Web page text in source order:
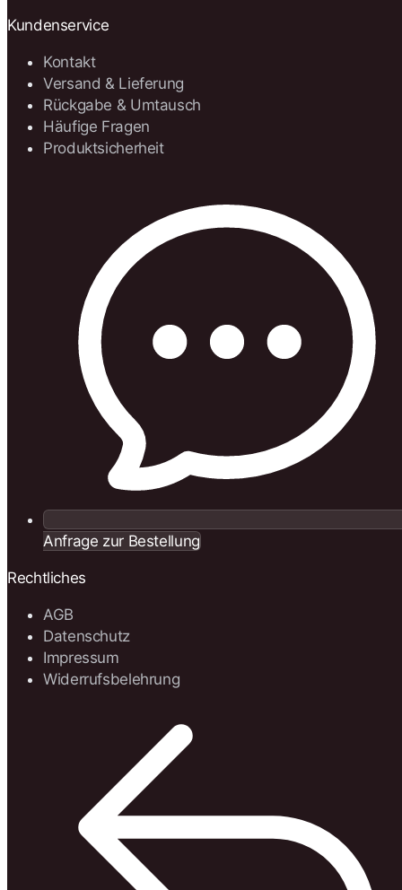
Kundenservice
Kontakt
Versand & Lieferung
Rückgabe & Umtausch
Häufige Fragen
Produktsicherheit
Anfrage zur Bestellung
Rechtliches
AGB
Datenschutz
Impressum
Widerrufsbelehrung